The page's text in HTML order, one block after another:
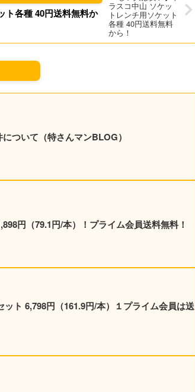
ト各種 40円送料無料か
ついて（特さんマンBLOG）
円（79.1円/本）！プライム会員送料無料！
ト 6,798円（161.9円/本）１プライム会員は送